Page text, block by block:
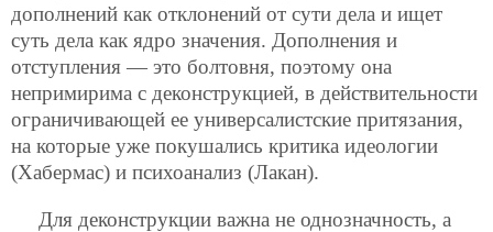
дополнений как отклонений от сути дела и ищет
суть дела как ядро значения. Дополнения и
отступления — это болтовня, поэтому она
непримирима с деконструкцией, в действительности
ограничивающей ее универсалистские притязания,
на которые уже покушались критика идеологии
(Хабермас) и психоанализ (Лакан).
Для деконструкции важна не однозначность, а